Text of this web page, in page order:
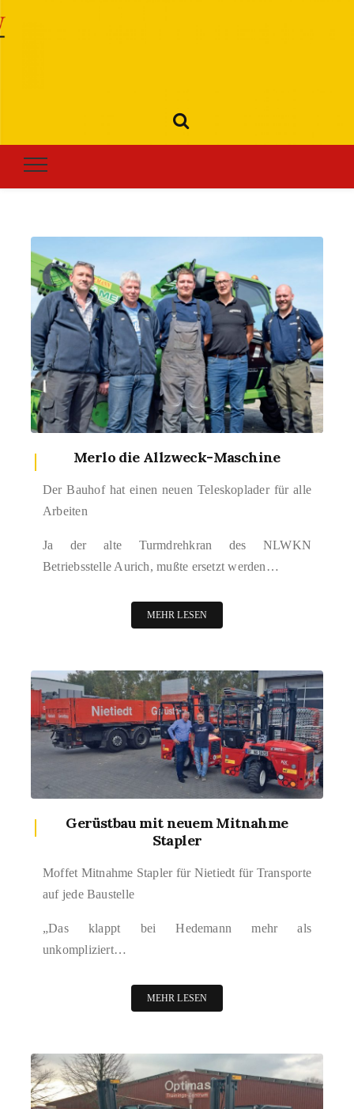
Merlo die Allzweck-Maschine
Der Bauhof hat einen neuen Teleskoplader für alle
Arbeiten
Ja der alte Turmdrehkran des NLWKN
Betriebsstelle Aurich, mußte ersetzt werden…
MEHR LESEN
Gerüstbau mit neuem Mitnahme
Stapler
Moffet Mitnahme Stapler für Nietiedt für Transporte
auf jede Baustelle
„Das klappt bei Hedemann mehr als
unkompliziert…
MEHR LESEN